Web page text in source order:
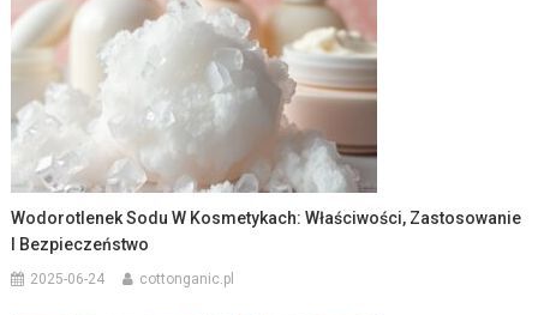
Wodorotlenek Sodu W Kosmetykach: Właściwości, Zastosowanie
I Bezpieczeństwo
2025-06-24 cottonganic.pl